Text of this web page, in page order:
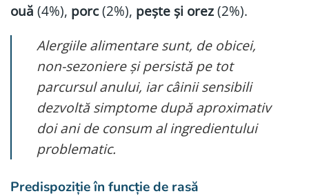
ouă (4%), porc(2%), pește și orez(2%).
Alergiile alimentare sunt, de obicei,
non-sezoniere și persistă pe tot
parcursul anului, iar câinii sensibili
dezvoltă simptome după aproximativ
doi ani de consum al ingredientului
problematic.
Predispoziție în funcție de rasă